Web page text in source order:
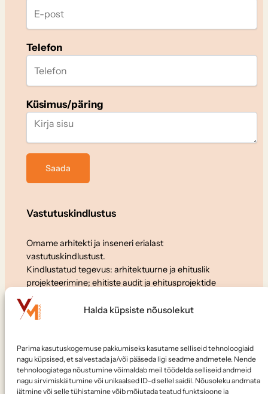
Halda küpsiste nõusolekut
Parima kasutuskogemuse pakkumiseks kasutame selliseid tehnoloogiaid
nagu küpsised, et salvestada ja/või pääseda ligi seadme andmetele. Nende
tehnoloogiatega nõustumine võimaldab meil töödelda selliseid andmeid
nagu sirvimiskäitumine või unikaalsed ID-d sellel saidil. Nõusoleku andmata
jätmine või selle tühistamine võib mõjutada teatud funktsioone ja
Telefon
Küsimus/päring
Vastutuskindlustus
Omame arhitekti ja inseneri erialast
vastutuskindlustust.
Kindlustatud tegevus: arhitektuurne ja ehituslik
projekteerimine; ehitiste audit ja ehitusprojektide
ekspertiis.
Soovid meiega koostööd teha või meile tööle tulla?
Kirjuta:elvo@vanamaja.ee